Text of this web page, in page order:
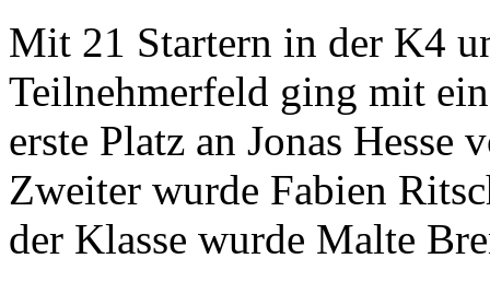
Mit 21 Startern in der K4
Teilnehmerfeld ging mit
erste Platz an Jonas
Zweiter wurde Fabien
der Klasse wurde Malte